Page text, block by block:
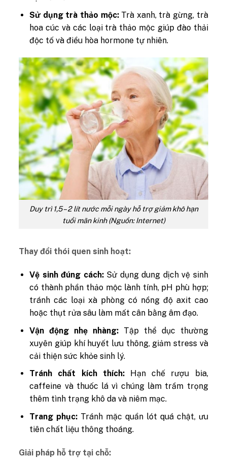
Sử dụng trà thảo mộc: Trà xanh, trà gừng, trà
hoa cúc và các loại trà thảo mộc giúp đào thải
độc tố và điều hòa hormone tự nhiên.
Duy trì 1,5 – 2 lít nước mỗi ngày hỗ trợ giảm khô hạn
tuổi mãn kinh (Nguồn: Internet)
Thay đổi thói quen sinh hoạt:
Vệ sinh đúng cách:Sử dụng dung dịch vệ sinh
có thành phần thảo mộc lành tính, pH phù hợp;
tránh các loại xà phòng có nồng độ axit cao
hoặc thụt rửa sâu làm mất cân bằng âm đạo.
Vận động nhẹ nhàng:Tập thể dục thường
xuyên giúp khí huyết lưu thông, giảm stress và
cải thiện sức khỏe sinh lý.
Tránh chất kích thích:Hạn chế rượu bia,
caffeine và thuốc lá vì chúng làm trầm trọng
thêm tình trạng khô da và niêm mạc.
Trang phục: Tránh mặc quần lót quá chật, ưu
tiên chất liệu thông thoáng.
Giải pháp hỗ trợ tại chỗ: